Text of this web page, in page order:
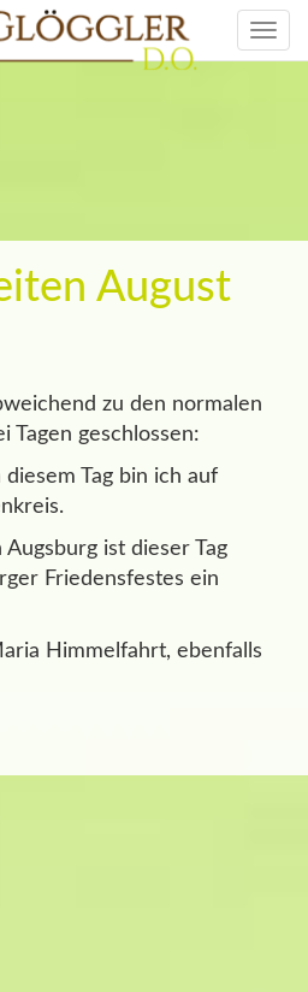
August
zu den normalen
Tagen geschlossen:
Tag bin ich auf
ist dieser Tag
Friedensfestes ein
Himmelfahrt, ebenfalls